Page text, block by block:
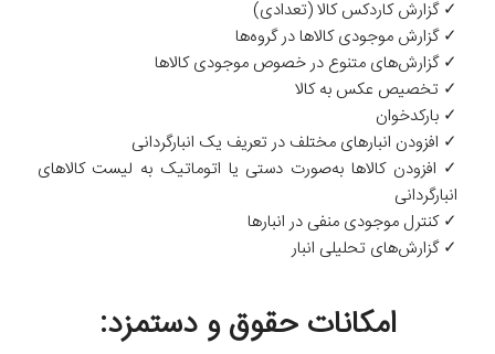
✓ گزارش کاردکس کالا (تعدادی)
✓ گزارش موجودی کالاها در گروه‌ها
✓ گزارش‌های متنوع در خصوص موجودی کالاها
✓ تخصیص عکس به کالا
✓ بارکدخوان
✓ افزودن انبارهای مختلف در تعریف یک انبار‌گردانی
✓ افزودن کالاها به‌صورت دستی یا اتوماتیک به لیست کالاهای
انبارگردانی
✓ کنترل موجودی منفی در انبارها
✓ گزارش‌های تحلیلی انبار
امکانات حقوق و دستمزد: